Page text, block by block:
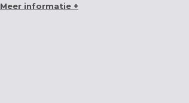
Meer informatie +